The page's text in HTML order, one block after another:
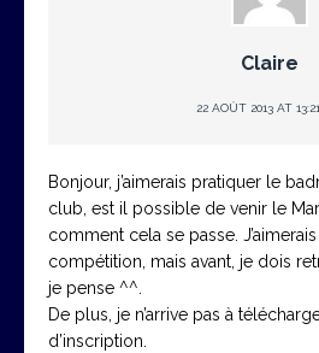
Claire
22 AOÛT 2013 AT 13:21
Bonjour, j’aimerais pratiquer le
club, est il possible de venir le
comment cela se passe.
compétition, mais avant, je dois
je pense ^^.
De plus, je n’arrive pas à
d’inscription.